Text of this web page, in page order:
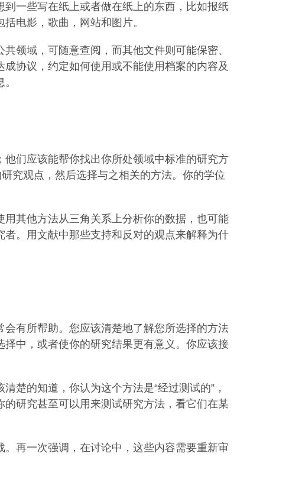
一些写在纸上或者做在纸上的东西，比如报纸
电影，歌曲，网站和图片。
领域，可随意查阅，而其他文件则可能保密、
协议，约定如何使用或不能使用档案的内容及
们应该能帮你找出你所处领域中标准的研究方
究观点，然后选择与之相关的方法。你的学位
其他方法从三角关系上分析你的数据，也可能
。用文献中那些支持和反对的观点来解释为什
有所帮助。您应该清楚地了解您所选择的方法
中，或者使你的研究结果更有意义。你应该接
楚的知道，你认为这个方法是“经过测试的”，
研究甚至可以用来测试研究方法，看它们在某
再一次强调，在讨论中，这些内容需要重新审